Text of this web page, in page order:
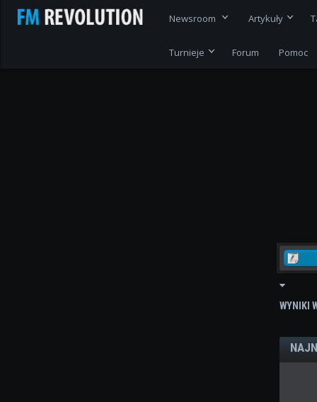
Newsroom Artykuły
Turnieje Forum Pomoc
WYNIKI